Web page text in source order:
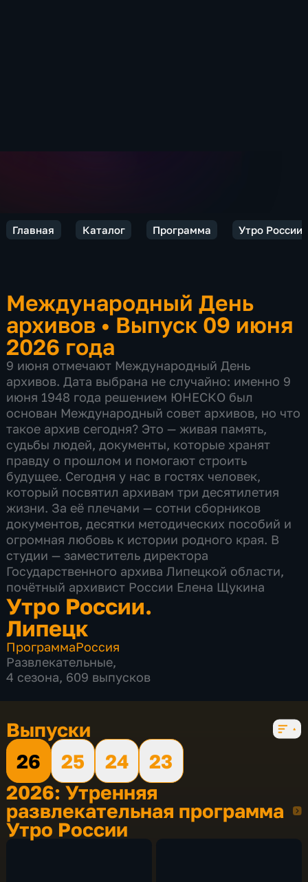
Главная Каталог Программа Утро
Международный День
архивов •Выпуск 09 июня
2026 года
9 июня отмечают Международный День
архивов. Дата выбрана не случайно: именно 9
июня 1948 года решением ЮНЕСКО был
основан Международный совет архивов, но что
такое архив сегодня? Это — живая память,
судьбы людей, документы, которые хранят
правду о прошлом и помогают строить
будущее. Сегодня у нас в гостях человек,
который посвятил архивам три десятилетия
жизни. За её плечами — сотни сборников
документов, десятки методических пособий и
огромная любовь к истории родного края. В
студии — заместитель директора
Государственного архива Липецкой области,
почётный архивист России Елена Щукина
Утро России.
Липецк
ПрограммаРоссия
Развлекательные,
4 сезона, 609 выпусков
Выпуски
26
25 24
23
2026: Утренняя
развлекательная программа
Утро России
2026